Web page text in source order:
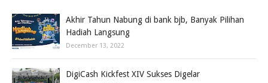
Akhir Tahun Nabung di bank bjb, Banyak Pilihan
Hadiah Langsung
December 13, 2022
DigiCash Kickfest XIV Sukses Digelar